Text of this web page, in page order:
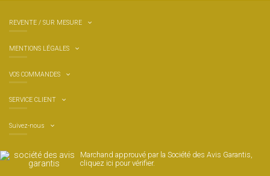
REVENTE / SUR MESURE
MENTIONS LÉGALES
VOS COMMANDES
SERVICE CLIENT
Marchand approuvé par la Société des Avis Garantis,
cliquez ici pour vérifier.
Suivez-nous